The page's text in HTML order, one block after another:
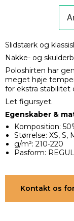
Slidstærk og
Nakke- og
Poloshirten har
meget høje
for ekstra stabilitet
Let figursyet.
Egenskaber &
Komposition:
Størrelse: XS, S,
g/m²: 210-220
Pasform:
Kontakt os